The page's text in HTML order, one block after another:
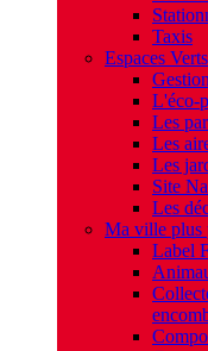
Taxis
Espaces Verts
L'éco-
Les
Les
Les
Site
Les
Ma ville plus
Label